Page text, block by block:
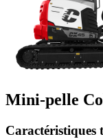
Mini-pelle
Caractéristiques